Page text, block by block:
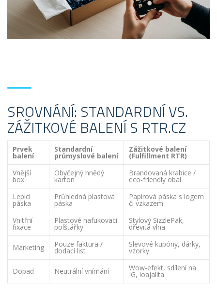
SROVNÁNÍ: STANDARDNÍ VS.
ZÁŽITKOVÉ BALENÍ S RTR.CZ
Prvek
balení
Standardní
průmyslové balení
Zážitkové balení
(Fulfillment RTR)
Vnější
box
Obyčejný hnědý
karton
Brandovaná krabice /
eco-friendly obal
Lepicí
páska
Průhledná plastová
páska
Papírová páska s logem
či vzkazem
Vnitřní
fixace
Plastové nafukovací
polštářky
Stylový SizzlePak,
dřevitá vlna
Marketing Pouze faktura /
dodací list
Slevové kupóny, dárky,
vzorky
Dopad Neutrální vnímání Wow-efekt, sdílení na
IG, loajalita